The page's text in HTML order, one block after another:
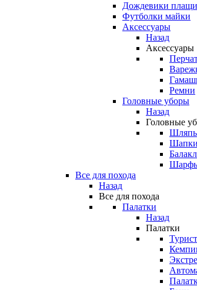
Дождевики плащи
Футболки майки
Аксессуары
Назад
Аксессуары
Ремни
Головные уборы
Назад
Головные
Шапки
Все для похода
Назад
Все для похода
Палатки
Назад
Палатки